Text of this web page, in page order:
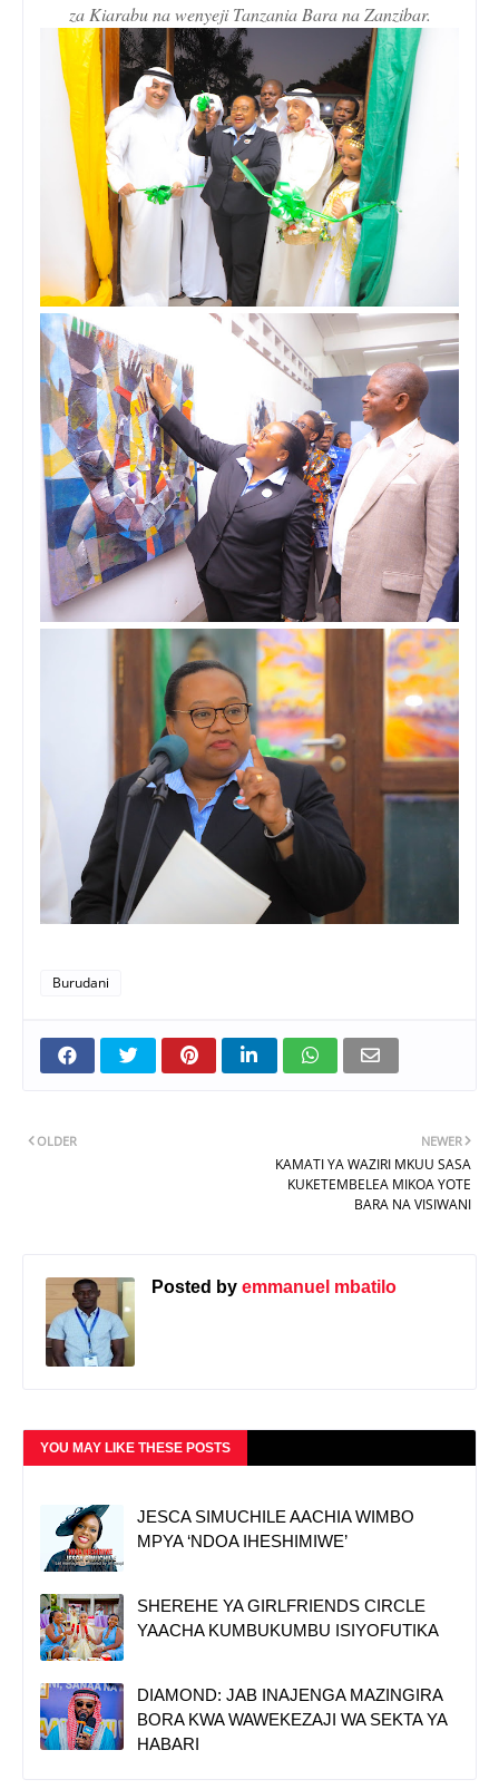
za Kiarabu na wenyeji Tanzania Bara na Zanzibar.
Burudani
NEWER
KAMATI YA WAZIRI MKUU SASA
KUKETEMBELEA MIKOA YOTE
BARA NA VISIWANI
OLDER
Posted by emmanuel mbatilo
YOU MAY LIKE THESE POSTS
JESCA SIMUCHILE AACHIA WIMBO
MPYA ‘NDOA IHESHIMIWE’
SHEREHE YA GIRLFRIENDS CIRCLE
YAACHA KUMBUKUMBU ISIYOFUTIKA
DIAMOND: JAB INAJENGA MAZINGIRA
BORA KWA WAWEKEZAJI WA SEKTA YA
HABARI